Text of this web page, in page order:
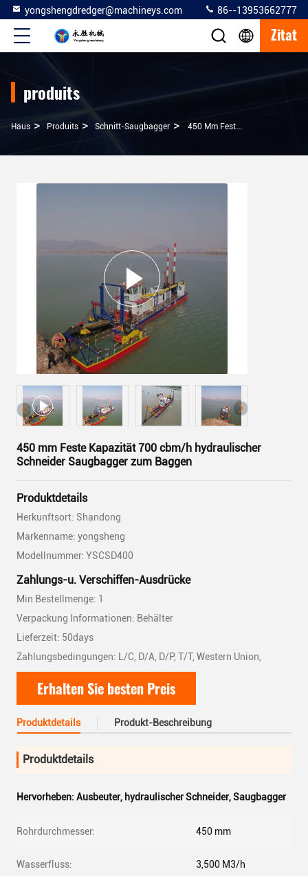
yongshengdredger@machineys.com 86--13953662777
Zitat
produits
Haus > Produits > Schnitt-Saugbagger > 450 Mm Feste Kapazität 700 Cbm/h Hydraulischer Schneider Saugbagger Zum Baggen
450 mm Feste Kapazität 700 cbm/h hydraulischer
Schneider Saugbagger zum Baggen
Produktdetails
Herkunftsort: Shandong
Markenname: yongsheng
Modellnummer: YSCSD400
Zahlungs-u. Verschiffen-Ausdrücke
Min Bestellmenge: 1
Verpackung Informationen: Behälter
Lieferzeit: 50days
Zahlungsbedingungen: L/C, D/A, D/P, T/T, Western Union,
Erhalten Sie besten Preis
Produktdetails Produkt-Beschreibung
Produktdetails
Hervorheben: Ausbeuter, hydraulischer Schneider,Saugbagger
Rohrdurchmesser: 450 mm
Wasserfluss: 3,500 M3/h